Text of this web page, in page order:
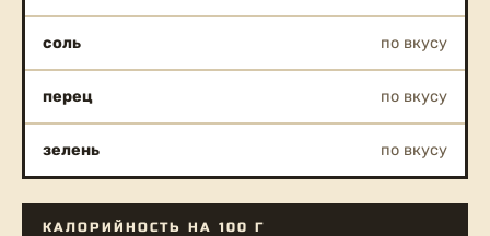
соль по вкусу
перец по вкусу
зелень по вкусу
КАЛОРИЙНОСТЬ НА 100 Г